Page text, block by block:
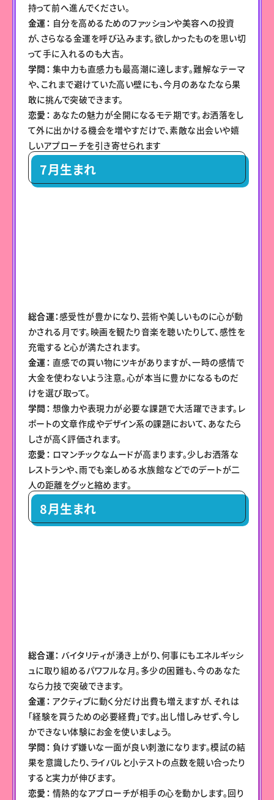
持って前へ進んでください。
金運： 自分を高めるためのファッションや美容への投資
が、さらなる金運を呼び込みます。欲しかったものを思い切
って手に入れるのも大吉。
学問： 集中力も直感力も最高潮に達します。難解なテーマ
や、これまで避けていた高い壁にも、今月のあなたなら果
敢に挑んで突破できます。
恋愛： あなたの魅力が全開になるモテ期です。お洒落をし
て外に出かける機会を増やすだけで、素敵な出会いや嬉
しいアプローチを引き寄せられます
7月生まれ
総合運：感受性が豊かになり、芸術や美しいものに心が動
かされる月です。映画を観たり音楽を聴いたりして、感性を
充電すると心が満たされます。
金運： 直感での買い物にツキがありますが、一時の感情で
大金を使わないよう注意。心が本当に豊かになるものだ
けを選び取って。
学問： 想像力や表現力が必要な課題で大活躍できます。レ
ポートの文章作成やデザイン系の課題において、あなたら
しさが高く評価されます。
恋愛： ロマンチックなムードが高まります。少しお洒落な
レストランや、雨でも楽しめる水族館などでのデートが二
人の距離をグッと縮めます。
8月生まれ
総合運： バイタリティが湧き上がり、何事にもエネルギッシ
ュに取り組めるパワフルな月。多少の困難も、今のあなた
なら力技で突破できます。
金運： アクティブに動く分だけ出費も増えますが、それは
「経験を買うための必要経費」です。出し惜しみせず、今し
かできない体験にお金を使いましょう。
学問： 負けず嫌いな一面が良い刺激になります。模試の結
果を意識したり、ライバルと小テストの点数を競い合ったり
すると実力が伸びます。
恋愛： 情熱的なアプローチが相手の心を動かします。回り